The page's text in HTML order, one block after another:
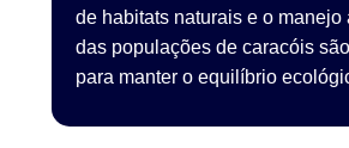
de habitats naturais e o manejo
das populações de caracóis
para manter o equilíbrio